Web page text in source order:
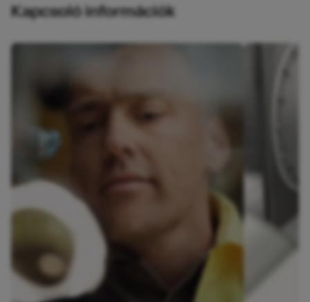
Kapcsoló információk